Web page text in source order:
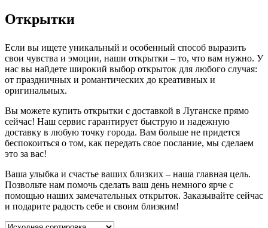
Открытки
Если вы ищете уникальный и особенный способ выразить
свои чувства и эмоции, наши открытки – то, что вам нужно. У
нас вы найдете широкий выбор открыток для любого случая:
от праздничных и романтических до креативных и
оригинальных.
Вы можете купить открытки с доставкой в Луганске прямо
сейчас! Наш сервис гарантирует быструю и надежную
доставку в любую точку города. Вам больше не придется
беспокоиться о том, как передать свое послание, мы сделаем
это за вас!
Ваша улыбка и счастье ваших близких – наша главная цель.
Позвольте нам помочь сделать ваш день немного ярче с
помощью наших замечательных открыток. Заказывайте сейчас
и подарите радость себе и своим близким!